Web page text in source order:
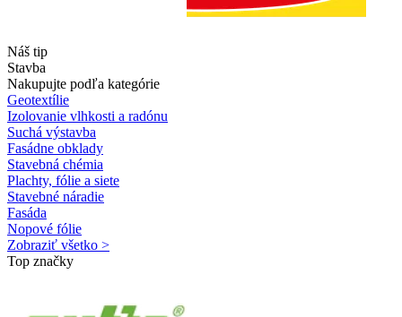
Náš tip
Stavba
Nakupujte podľa kategórie
Geotextílie
Izolovanie vlhkosti a radónu
Suchá výstavba
Fasádne obklady
Stavebná chémia
Plachty, fólie a siete
Stavebné náradie
Fasáda
Nopové fólie
Zobraziť všetko >
Top značky